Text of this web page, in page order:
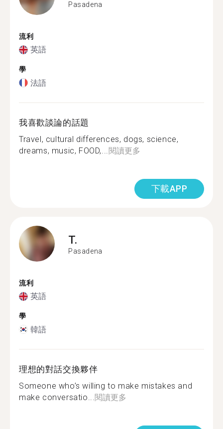
Pasadena
流利
英語
學
法語
我喜歡談論的話題
Travel, cultural differences, dogs, science,
dreams, music, FOOD,... 閱讀更多
下載APP
T.
Pasadena
流利
英語
學
韓語
理想的對話交換夥伴
Someone who’s willing to make mistakes and
make conversatio... 閱讀更多